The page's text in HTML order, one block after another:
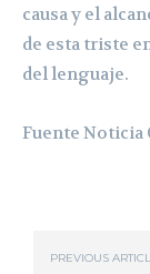
causa y el
de esta triste
del lenguaje.
Fuente Noticia
PREVIOUS